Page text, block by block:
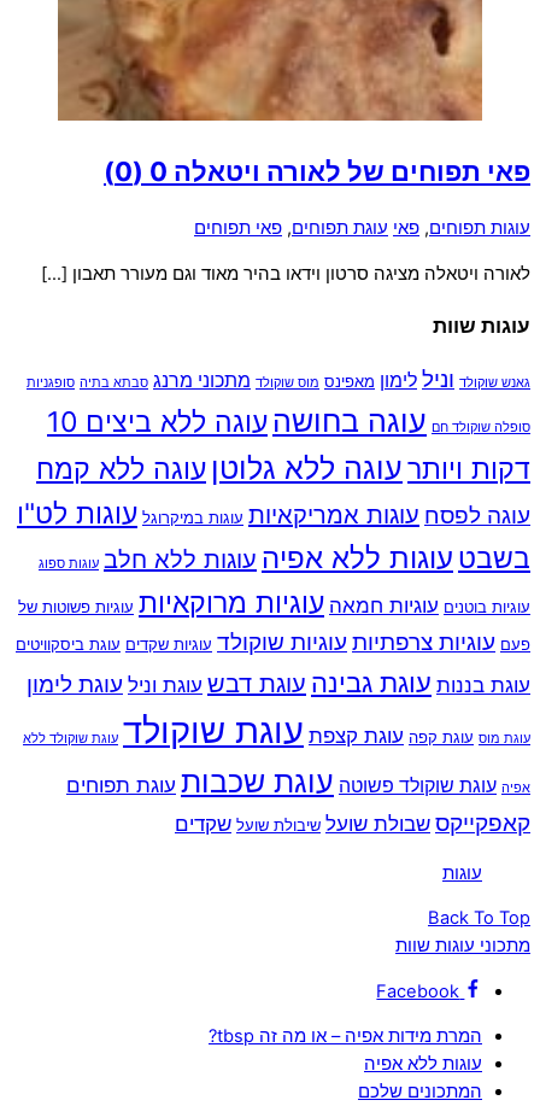
פאי תפוחים של לאורה ויטאלה 0 (0)
עוגות תפוחים, פאי עוגת תפוחים, פאי תפוחים
לאורה ויטאלה מציגה סרטון וידאו בהיר מאוד וגם מעורר תאבון […]
עוגות שוות
גאנש שוקולד וניל לימון מאפינס מוס שוקולד מתכוני מרנג סבתא בתיה סופגניות
סופלה שוקולד חם עוגה בחושה
עוגה ללא ביצים 10
דקות ויותרעוגה ללא גלוטן עוגה ללא קמח
עוגה לפסח עוגות אמריקאיות עוגות במיקרוגל עוגות לט"ו
בשבט עוגות ללא אפיה עוגות ללא חלב עוגות ספוג
עוגיות בוטנים עוגיות חמאה עוגיות מרוקאיות עוגיות פשוטות של
פעם עוגיות צרפתיות עוגיות שוקולד עוגיות שקדים עוגת ביסקוויטים
עוגת בננות עוגת גבינה עוגת דבש עוגת וניל עוגת לימון
עוגת מוס עוגת קפה עוגת קצפת עוגת שוקולד עוגת שוקולד ללא
אפיה עוגת שוקולד פשוטה עוגת שכבות עוגת תפוחים
קאפקייקסשבולת שועל שיבולת שועל שקדים
‏עוגות‏
Back To Top
מתכוני עוגות שוות
Facebook
המרת מידות אפיה – או מה זה tbsp?
עוגות ללא אפיה
המתכונים שלכם